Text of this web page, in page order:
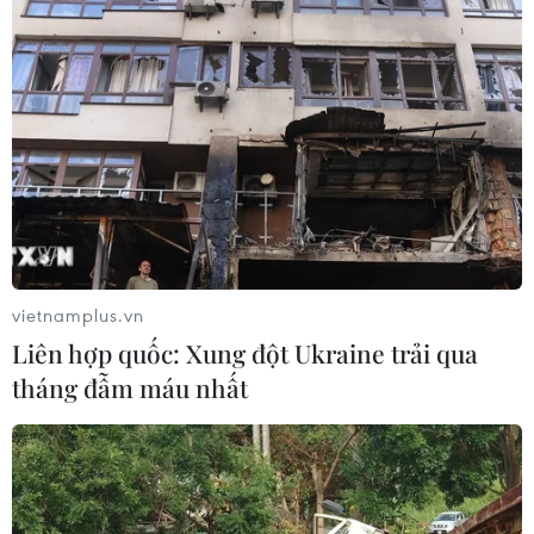
Sẽ đề xuất thực hiện giá dịch vụ khám
chữa bệnh mới vào quý 3/2024
13/07/2023 02:44
Đánh giá về tác động của tăng viện phí, Bộ Y tế căn cứ
số liệu về cơ cấu dịch vụ khám, chữa bệnh bảo hiểm y
vietnamplus.vn
Liên hợp quốc: Xung đột Ukraine trải qua
tháng đẫm máu nhất